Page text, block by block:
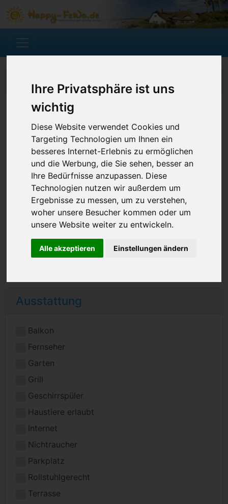
Ihre Privatsphäre ist uns
wichtig
Diese Website verwendet Cookies und
Targeting Technologien um Ihnen ein
besseres Internet-Erlebnis zu ermöglichen
und die Werbung, die Sie sehen, besser an
Ihre Bedürfnisse anzupassen. Diese
Technologien nutzen wir außerdem um
Ergebnisse zu messen, um zu verstehen,
woher unsere Besucher kommen oder um
unsere Website weiter zu entwickeln.
Alle akzeptieren Einstellungen ändern
Ferienwohnung suchen
Ausstattung
Balkon
Fernseher
Garten
Grill
Geschirrspüler
Haustiere erlaubt
Internet
Nichtraucher
Parkplatz
Rollstuhlgerecht
Terrasse